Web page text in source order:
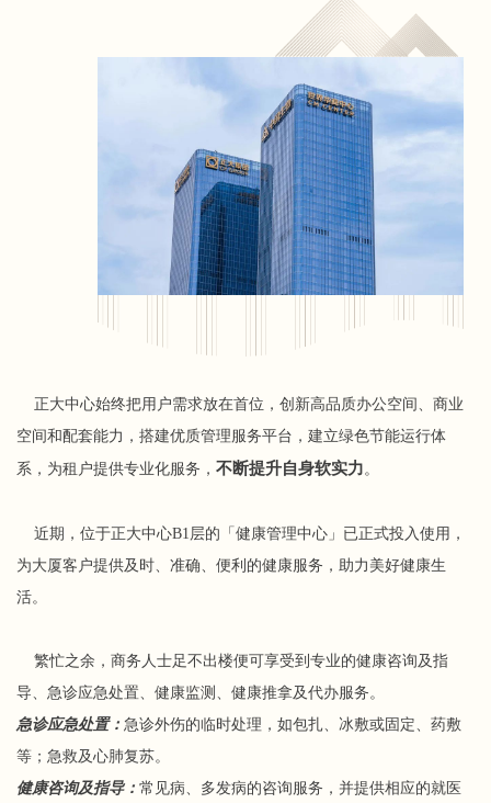
正大中心始终把用户需求放在首位，创新高品质办公空间、商业
空间和配套能力，搭建优质管理服务平台，建立绿色节能运行体
系，为租户提供专业化服务， 不断提升自身软实力。
近期，位于正大中心B1层的「健康管理中心」已正式投入使用，
为大厦客户提供及时、准确、便利的健康服务，助力美好健康生
活。
繁忙之余，商务人士足不出楼便可享受到专业的健康咨询及指
导、急诊应急处置、健康监测、健康推拿及代办服务。
急诊应急处置： 急诊外伤的临时处理，如包扎、冰敷或固定、药敷
等；急救及心肺复苏。
健康咨询及指导： 常见病、多发病的咨询服务，并提供相应的就医